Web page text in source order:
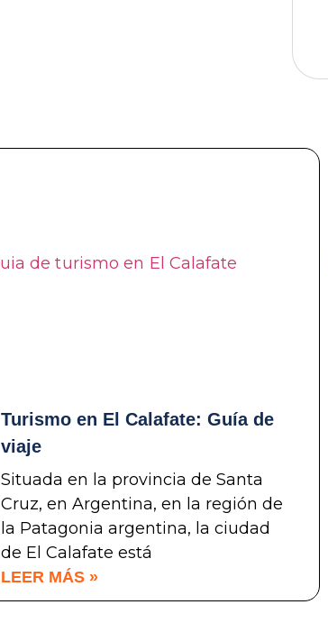
Turismo en El Calafate: Guía de
viaje
Situada en la provincia de Santa
Cruz, en Argentina, en la región de
la Patagonia argentina, la ciudad
de El Calafate está
LEER MÁS »